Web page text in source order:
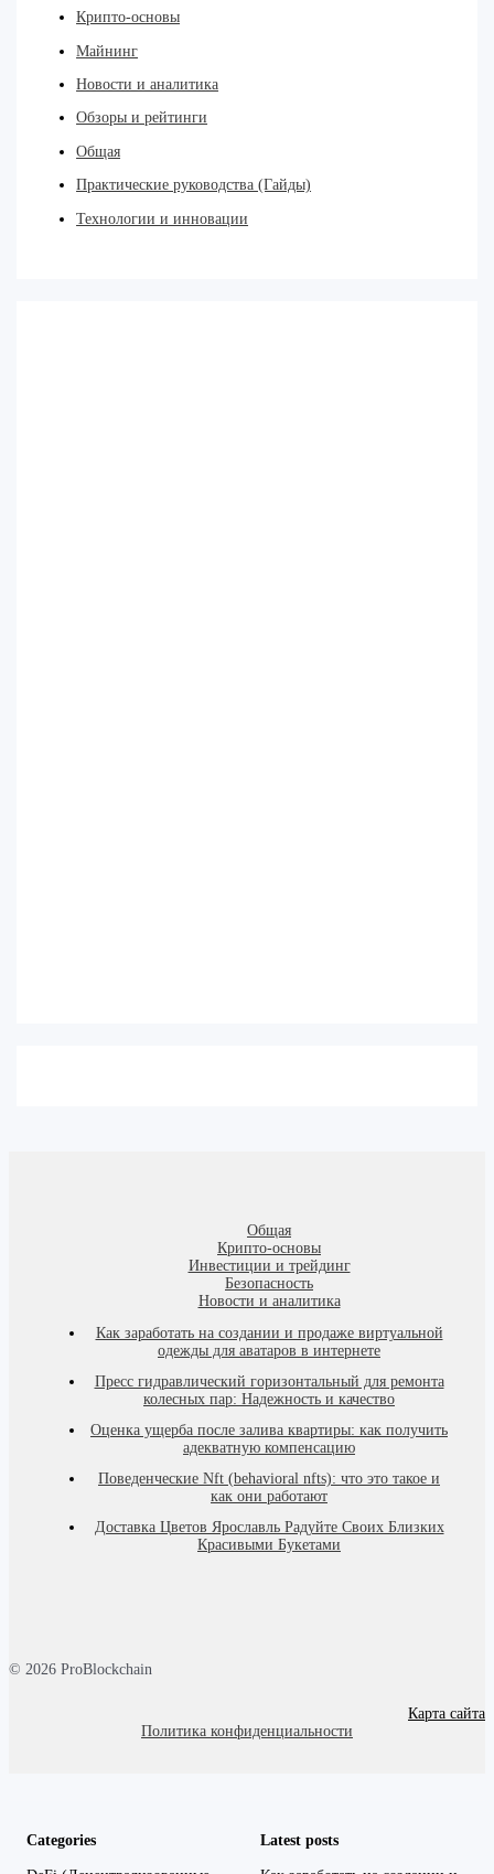
Крипто-основы
Майнинг
Новости и аналитика
Обзоры и рейтинги
Общая
Практические руководства (Гайды)
Технологии и инновации
Общая
Крипто-основы
Инвестиции и трейдинг
Безопасность
Новости и аналитика
Как заработать на создании и продаже виртуальной
одежды для аватаров в интернете
Пресс гидравлический горизонтальный для ремонта
колесных пар: Надежность и качество
Оценка ущерба после залива квартиры: как получить
адекватную компенсацию
Поведенческие Nft (behavioral nfts): что это такое и
как они работают
Доставка Цветов Ярославль Радуйте Своих Близких
Красивыми Букетами
© 2026 ProBlockchain
Карта сайта
Политика конфиденциальности
Categories Latest posts